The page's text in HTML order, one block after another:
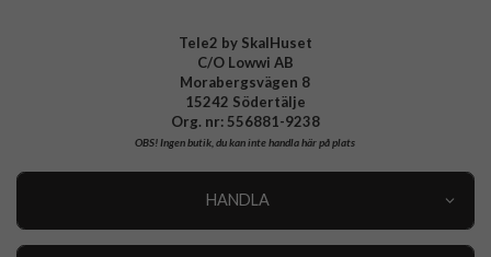
Tele2 by SkalHuset
C/O Lowwi AB
Morabergsvägen 8
15242 Södertälje
Org. nr: 556881-9238
OBS!Ingen butik, du kan inte handla här på plats
HANDLA